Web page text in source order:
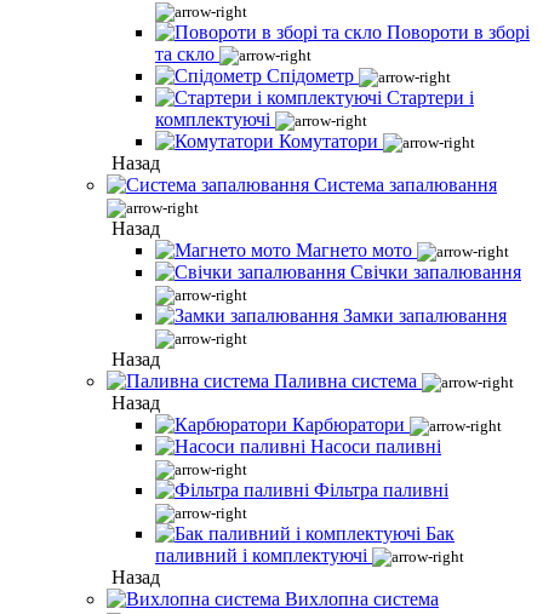
Повороти в зборі
та скло
Спідометр
Стартери і
комплектуючі
Комутатори
Назад
Система запалювання
Назад
Магнето мото
Свічки запалювання
Замки запалювання
Назад
Паливна система
Назад
Карбюратори
Насоси паливні
Фільтра паливні
Бак
паливний і комплектуючі
Назад
Вихлопна система